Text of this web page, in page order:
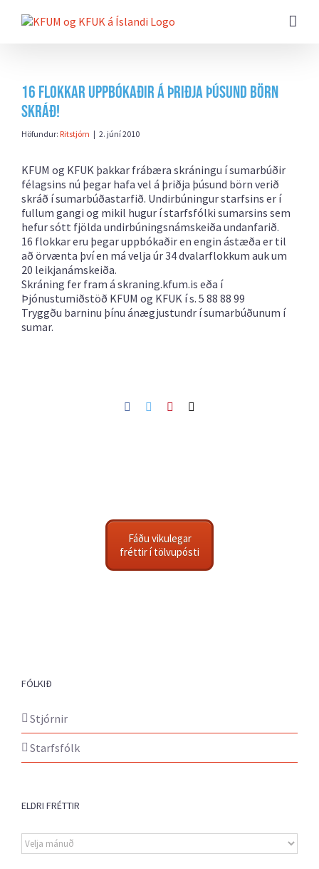
beint
16 flokkar uppbókaðir á þriðja þúsund börn
skráð!
Höfundur: Ritstjórn | 2. júní 2010
KFUM og KFUK þakkar frábæra skráningu í sumarbúðir
félagsins nú þegar hafa vel á þriðja þúsund börn verið
skráð í sumarbúðastarfið. Undirbúningur starfsins er í
fullum gangi og mikil hugur í starfsfólki sumarsins sem
hefur sótt fjölda undirbúningsnámskeiða undanfarið.
16 flokkar eru þegar uppbókaðir en engin ástæða er til
að örvænta því en má velja úr 34 dvalarflokkum auk um
20 leikjanámskeiða.
Skráning fer fram á skraning.kfum.is eða í
Þjónustumiðstöð KFUM og KFUK í s. 5 88 88 99
Tryggðu barninu þínu ánægjustundr í sumarbúðunum í
sumar.
Facebook
TwitterPinterest
Fáðu vikulegar
fréttir í tölvupósti
FÓLKIÐ
Stjórnir
Starfsfólk
ELDRI FRÉTTIR
Eldri
fréttir